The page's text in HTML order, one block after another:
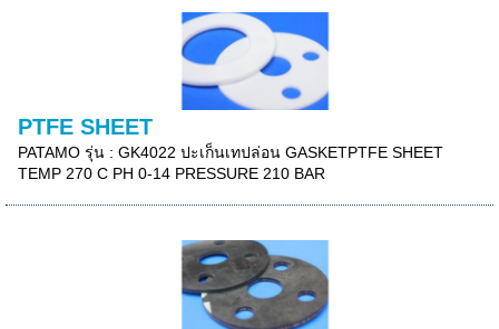
PTFE SHEET
PATAMO รุ่น : GK4022 ปะเก็นเทปล่อน GASKETPTFE SHEET
TEMP 270 C PH 0-14 PRESSURE 210 BAR